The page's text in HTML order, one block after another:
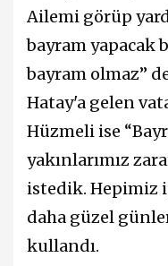
Ailemi görüp
bayram yapacak
bayram olmaz”
Hatay'a gelen
Hüzmeli ise
yakınlarımız
istedik. Hepimiz
daha güzel
kullandı.